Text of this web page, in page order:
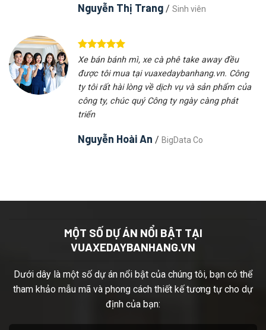
Nguyễn Thị Trang / Sinh viên
Xe bán bánh mì, xe cà phê take away đều
được tôi mua tại vuaxedaybanhang.vn. Công
ty tôi rất hài lòng về dịch vụ và sản phẩm của
công ty, chúc quý Công ty ngày càng phát
triển
Nguyễn Hoài An / BigData Co
MỘT SỐ DỰ ÁN NỔI BẬT TẠI
VUAXEDAYBANHANG.VN
Dưới dây là một số dự án nổi bật của chúng tôi, bạn có thể
tham khảo mẫu mã và phong cách thiết kế tương tự cho dự
định của bạn: